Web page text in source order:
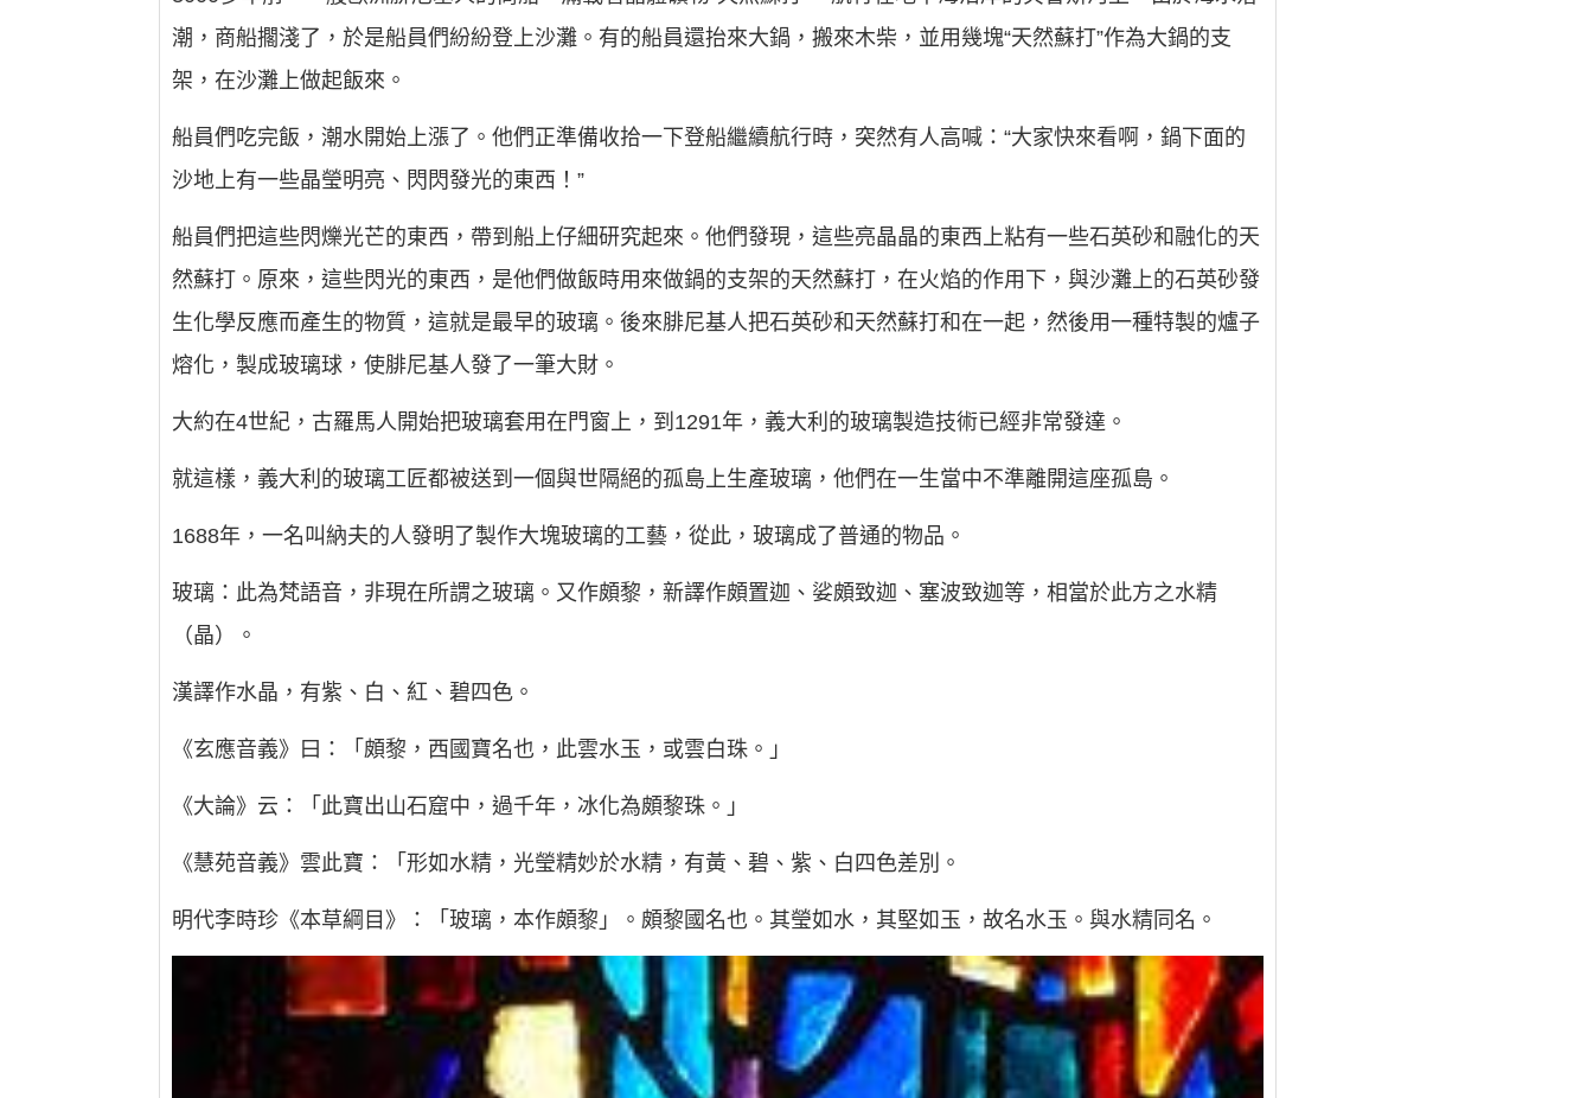
潮，商船擱淺了，於是船員們紛紛登上沙灘。有的船員還抬來大鍋，搬來木柴，並用幾塊“天然蘇打”作為大鍋的支
架，在沙灘上做起飯來。
船員們吃完飯，潮水開始上漲了。他們正準備收拾一下登船繼續航行時，突然有人高喊：“大家快來看啊，鍋下面的
沙地上有一些晶瑩明亮、閃閃發光的東西！”
船員們把這些閃爍光芒的東西，帶到船上仔細研究起來。他們發現，這些亮晶晶的東西上粘有一些石英砂和融化的天
然蘇打。原來，這些閃光的東西，是他們做飯時用來做鍋的支架的天然蘇打，在火焰的作用下，與沙灘上的石英砂發
生化學反應而產生的物質，這就是最早的玻璃。後來腓尼基人把石英砂和天然蘇打和在一起，然後用一種特製的爐子
熔化，製成玻璃球，使腓尼基人發了一筆大財。
大約在4世紀，古羅馬人開始把玻璃套用在門窗上，到1291年，義大利的玻璃製造技術已經非常發達。
就這樣，義大利的玻璃工匠都被送到一個與世隔絕的孤島上生產玻璃，他們在一生當中不準離開這座孤島。
1688年，一名叫納夫的人發明了製作大塊玻璃的工藝，從此，玻璃成了普通的物品。
玻璃：此為梵語音，非現在所謂之玻璃。又作頗黎，新譯作頗置迦、娑頗致迦、塞波致迦等，相當於此方之水精
（晶）。
漢譯作水晶，有紫、白、紅、碧四色。
《玄應音義》曰：「頗黎，西國寶名也，此雲水玉，或雲白珠。」
《大論》云：「此寶出山石窟中，過千年，冰化為頗黎珠。」
《慧苑音義》雲此寶：「形如水精，光瑩精妙於水精，有黃、碧、紫、白四色差別。
明代李時珍《本草綱目》：「玻璃，本作頗黎」。頗黎國名也。其瑩如水，其堅如玉，故名水玉。與水精同名。